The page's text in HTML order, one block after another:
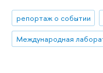
репортаж о событии